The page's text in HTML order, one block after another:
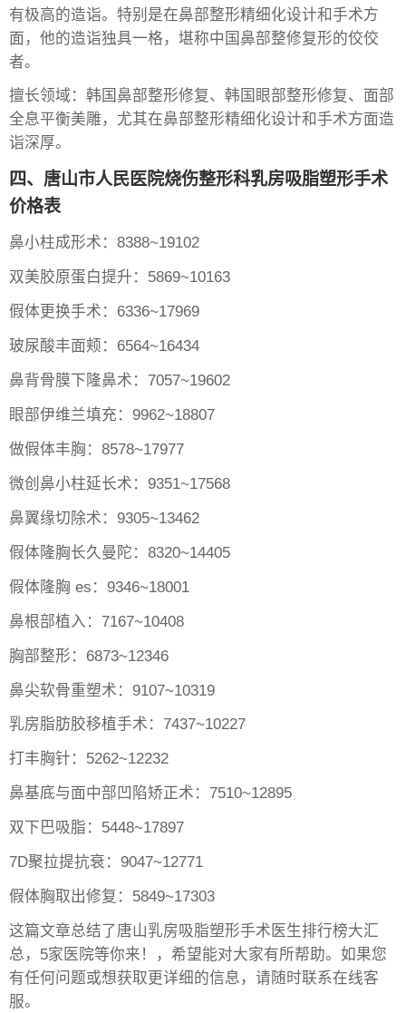
有极高的造诣。特别是在鼻部整形精细化设计和手术方
面，他的造诣独具一格，堪称中国鼻部整修复形的佼佼
者。
擅长领域：韩国鼻部整形修复、韩国眼部整形修复、面部
全息平衡美雕，尤其在鼻部整形精细化设计和手术方面造
诣深厚。
四、唐山市人民医院烧伤整形科乳房吸脂塑形手术
价格表
鼻小柱成形术：8388~19102
双美胶原蛋白提升：5869~10163
假体更换手术：6336~17969
玻尿酸丰面颊：6564~16434
鼻背骨膜下隆鼻术：7057~19602
眼部伊维兰填充：9962~18807
做假体丰胸：8578~17977
微创鼻小柱延长术：9351~17568
鼻翼缘切除术：9305~13462
假体隆胸长久曼陀：8320~14405
假体隆胸 es：9346~18001
鼻根部植入：7167~10408
胸部整形：6873~12346
鼻尖软骨重塑术：9107~10319
乳房脂肪胶移植手术：7437~10227
打丰胸针：5262~12232
鼻基底与面中部凹陷矫正术：7510~12895
双下巴吸脂：5448~17897
7D聚拉提抗衰：9047~12771
假体胸取出修复：5849~17303
这篇文章总结了唐山乳房吸脂塑形手术医生排行榜大汇
总，5家医院等你来！，希望能对大家有所帮助。如果您
有任何问题或想获取更详细的信息，请随时联系在线客
服。